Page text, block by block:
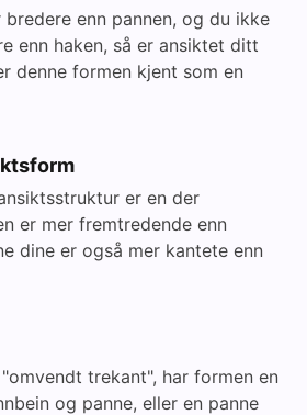
bredere enn pannen, og du ikke
enn haken, så er ansiktet ditt
denne formen kjent som en
er en der
er mer fremtredende enn
dine er også mer kantete enn
trekant", har formen en
og panne, eller en panne